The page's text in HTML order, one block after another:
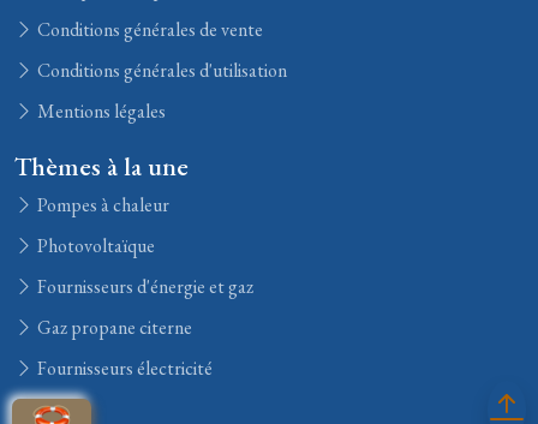
Conditions générales de vente
Conditions générales d'utilisation
Mentions légales
Thèmes à la une
Pompes à chaleur
Photovoltaïque
Fournisseurs d'énergie et gaz
Gaz propane citerne
Fournisseurs électricité